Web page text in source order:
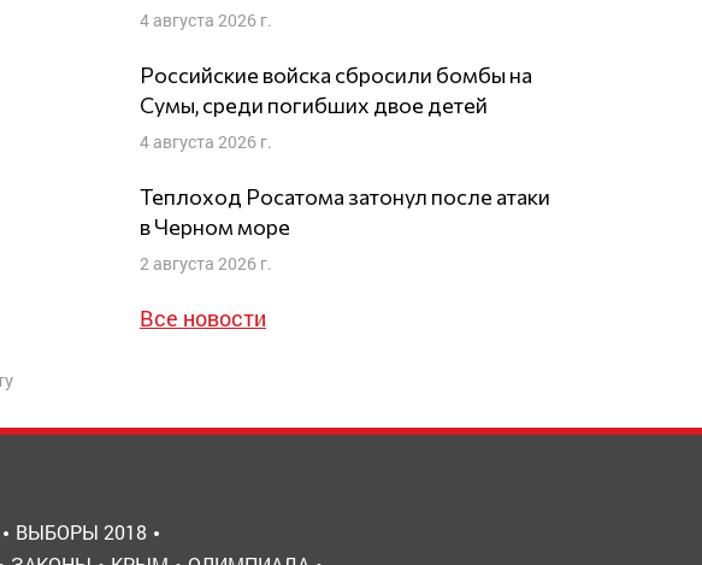
4 августа 2026 г.
Российские войска сбросили бомбы на
Сумы, среди погибших двое детей
4 августа 2026 г.
Теплоход Росатома затонул после атаки
в Черном море
2 августа 2026 г.
Все новости
ВЫБОРЫ 2018